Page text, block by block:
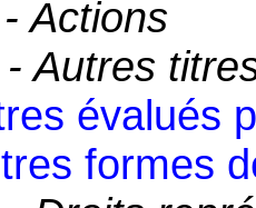
Actions
Autres
évalués
formes